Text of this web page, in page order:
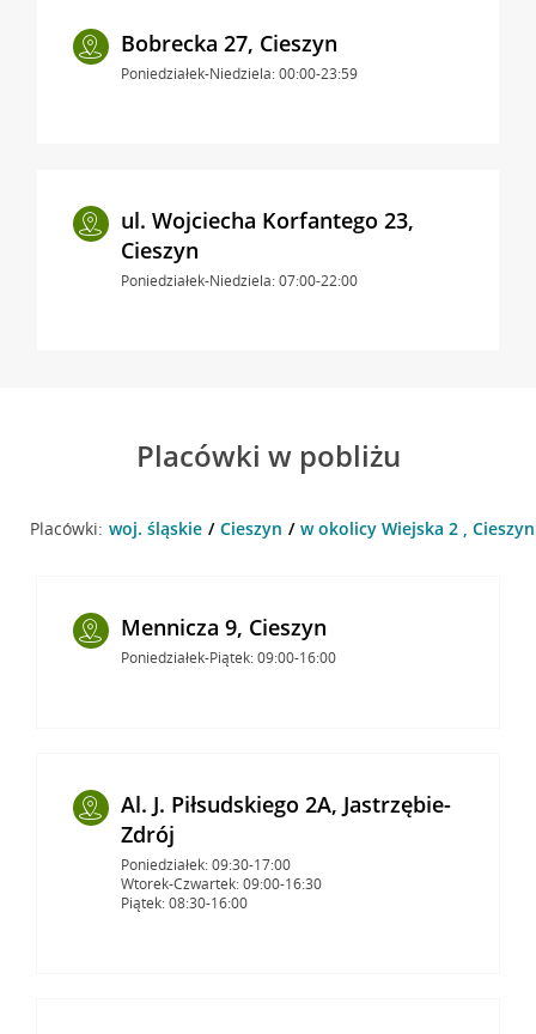
Bobrecka 27, Cieszyn
Poniedziałek-Niedziela: 00:00-23:59
ul. Wojciecha Korfantego 23,
Cieszyn
Poniedziałek-Niedziela: 07:00-22:00
Placówki w pobliżu
Placówki: woj. śląskie Cieszyn w okolicy Wiejska 2 , Cieszyn
Mennicza 9, Cieszyn
Poniedziałek-Piątek: 09:00-16:00
Al. J. Piłsudskiego 2A, Jastrzębie-
Zdrój
Poniedziałek: 09:30-17:00
Wtorek-Czwartek: 09:00-16:30
Piątek: 08:30-16:00